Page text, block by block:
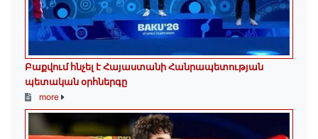
Բաքվում հնչել է Հայաստանի Հանրապետության
պետական օրհներգը
more